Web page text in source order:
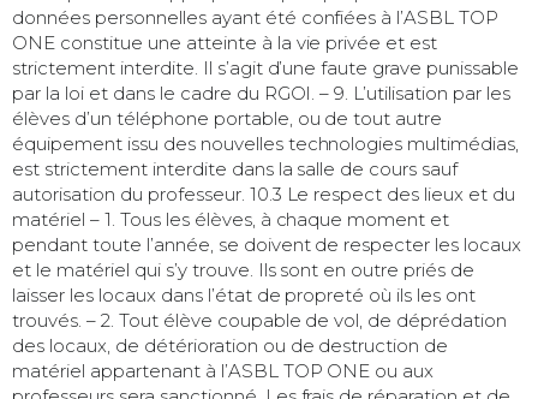
données personnelles ayant été confiées à l’ASBL TOP
ONE constitue une atteinte à la vie privée et est
strictement interdite. Il s’agit d’une faute grave punissable
par la loi et dans le cadre du RGOI. – 9. L’utilisation par les
élèves d’un téléphone portable, ou de tout autre
équipement issu des nouvelles technologies multimédias,
est strictement interdite dans la salle de cours sauf
autorisation du professeur. 10.3 Le respect des lieux et du
matériel – 1. Tous les élèves, à chaque moment et
pendant toute l’année, se doivent de respecter les locaux
et le matériel qui s’y trouve. Ils sont en outre priés de
laisser les locaux dans l’état de propreté où ils les ont
trouvés. – 2. Tout élève coupable de vol, de déprédation
des locaux, de détérioration ou de destruction de
matériel appartenant à l’ASBL TOP ONE ou aux